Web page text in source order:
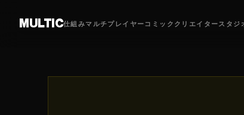
MULTIC仕組みマルチプレイヤーコミック クリエイター スタジ